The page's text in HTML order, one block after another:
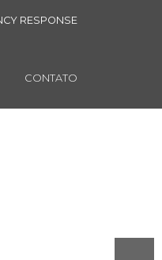
RESPONSE
CONTATO